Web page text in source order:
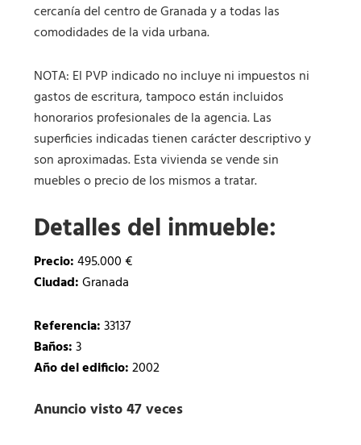
cercanía del centro de Granada y a todas las
comodidades de la vida urbana.
NOTA: El PVP indicado no incluye ni impuestos ni
gastos de escritura, tampoco están incluidos
honorarios profesionales de la agencia. Las
superficies indicadas tienen carácter descriptivo y
son aproximadas. Esta vivienda se vende sin
muebles o precio de los mismos a tratar.
Detalles del inmueble:
Precio:495.000 €
Ciudad:Granada
Referencia:33137
Baños:3
Año del edificio:2002
Anuncio visto 47 veces